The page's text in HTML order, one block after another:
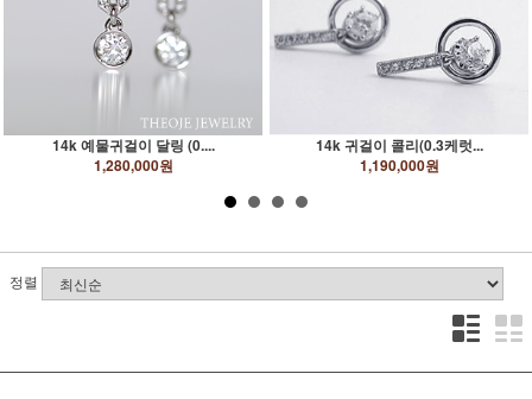
14k 예물귀걸이 달링 (0....
1,280,000원
14k 귀걸이 콜리(0.3케럿...
1,190,000원
정렬